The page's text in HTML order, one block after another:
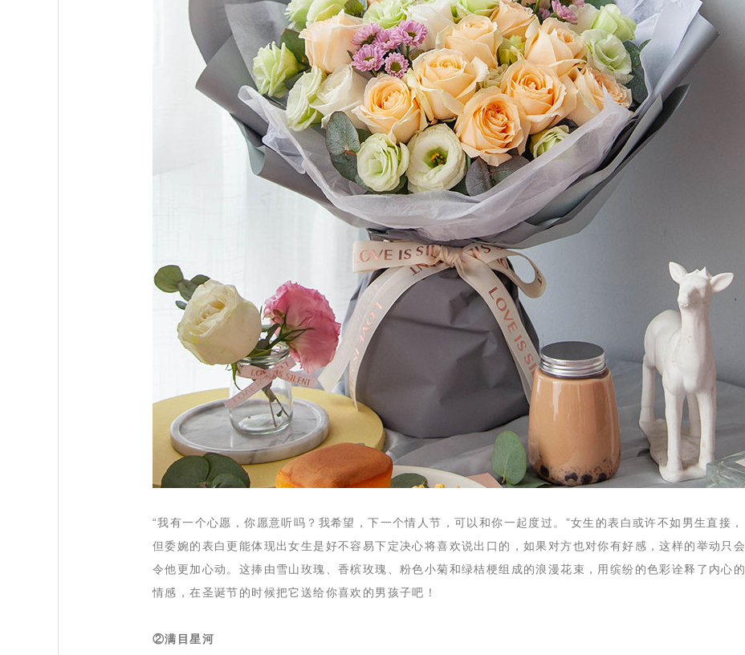
“我有一个心愿，你愿意听吗？我希望，下一个情人节，可以和你一起度过。”女生的表白或许不如男生直接，
但委婉的表白更能体现出女生是好不容易下定决心将喜欢说出口的，如果对方也对你有好感，这样的举动只会
令他更加心动。这捧由雪山玫瑰、香槟玫瑰、粉色小菊和绿桔梗组成的浪漫花束，用缤纷的色彩诠释了内心的
情感，在圣诞节的时候把它送给你喜欢的男孩子吧！
②满目星河